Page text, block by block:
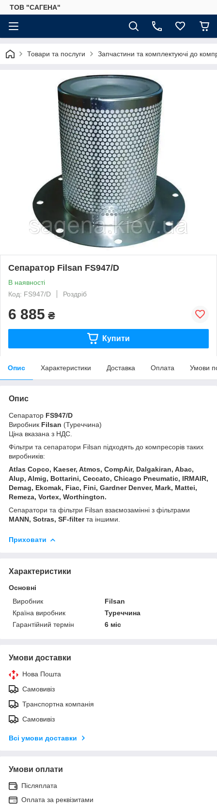
ТОВ "САГЕНА"
Товари та послуги Запчастини та комплектуючі до
Сепаратор Filsan FS947/D
В наявності
Код: FS947/D
Роздріб
6 885 ₴
Купити
Опис Характеристики Доставка Оплата Умови
Опис
Сепаратор FS947/D
Виробник Filsan (Туреччина)
Ціна вказана з НДС.
Фільтри та сепаратори Filsan підходять до компресорів таких
виробників:
Atlas Copco, Kaeser, Atmos, CompAir, Dalgakiran, Abac,
Alup, Almig, Bottarini, Ceccato, Chicago Pneumatic, IRMAIR,
Demag, Ekomak, Fiac, Fini, Gardner Denver, Mark, Mattei,
Remeza, Vortex, Worthington.
Сепаратори та фільтри Filsan взаємозамінні з фільтрами
MANN, Sotras, SF-filterта іншими.
Приховати
Характеристики
Основні
Виробник
Filsan
Країна виробник
Туреччина
Гарантійний термін
6 міс
Умови доставки
Нова Пошта
Самовивіз
Транспортна компанія
Самовивіз
Всі умови доставки
Умови оплати
Післяплата
Оплата за реквізитами